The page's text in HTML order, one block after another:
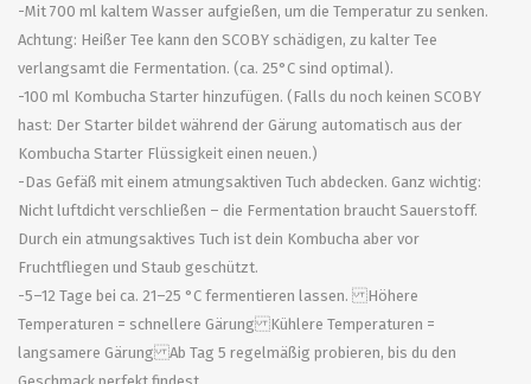
-Mit 700 ml kaltem Wasser aufgießen, um die Temperatur zu senken.
Achtung: Heißer Tee kann den SCOBY schädigen, zu kalter Tee
verlangsamt die Fermentation. (ca. 25°C sind optimal).
-100 ml Kombucha Starter hinzufügen. (Falls du noch keinen SCOBY
hast: Der Starter bildet während der Gärung automatisch aus der
Kombucha Starter Flüssigkeit einen neuen.)
-Das Gefäß mit einem atmungsaktiven Tuch abdecken. Ganz wichtig:
Nicht luftdicht verschließen – die Fermentation braucht Sauerstoff.
Durch ein atmungsaktives Tuch ist dein Kombucha aber vor
Fruchtfliegen und Staub geschützt.
-5–12 Tage bei ca. 21–25 °C fermentieren lassen. Höhere
Temperaturen = schnellere Gärung Kühlere Temperaturen =
langsamere Gärung Ab Tag 5 regelmäßig probieren, bis du den